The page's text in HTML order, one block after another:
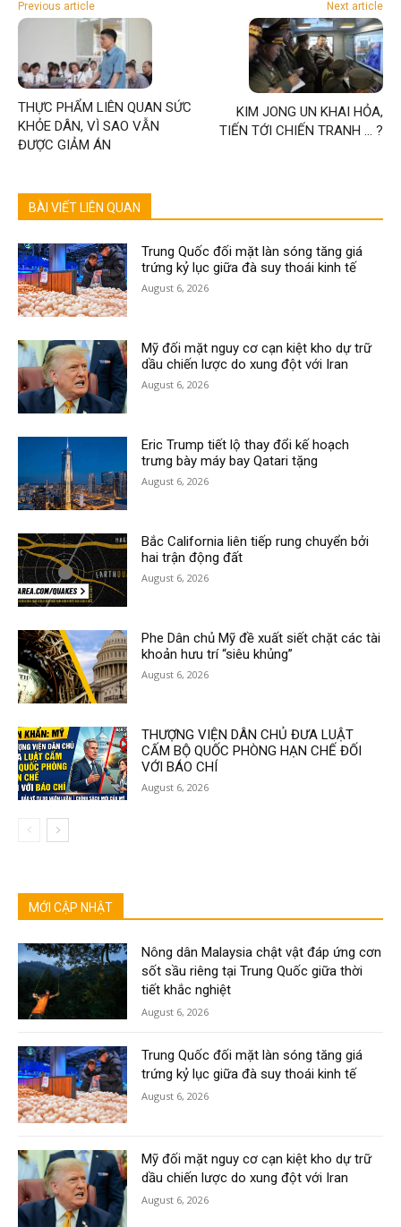
Previous article
THỰC PHẨM LIÊN QUAN SỨC
KHỎE DÂN, VÌ SAO VẪN
ĐƯỢC GIẢM ÁN
Next article
KIM JONG UN KHAI HỎA,
TIẾN TỚI CHIẾN TRANH … ?
BÀI VIẾT LIÊN QUAN
Trung Quốc đối mặt làn sóng tăng giá
trứng kỷ lục giữa đà suy thoái kinh tế
August 6, 2026
Mỹ đối mặt nguy cơ cạn kiệt kho dự trữ
dầu chiến lược do xung đột với Iran
August 6, 2026
Eric Trump tiết lộ thay đổi kế hoạch
trưng bày máy bay Qatari tặng
August 6, 2026
Bắc California liên tiếp rung chuyển bởi
hai trận động đất
August 6, 2026
Phe Dân chủ Mỹ đề xuất siết chặt các tài
khoản hưu trí “siêu khủng”
August 6, 2026
THƯỢNG VIỆN DÂN CHỦ ĐƯA LUẬT
CẤM BỘ QUỐC PHÒNG HẠN CHẾ ĐỐI
VỚI BÁO CHÍ
August 6, 2026
MỚI CẬP NHẬT
Nông dân Malaysia chật vật đáp ứng cơn
sốt sầu riêng tại Trung Quốc giữa thời
tiết khắc nghiệt
August 6, 2026
Trung Quốc đối mặt làn sóng tăng giá
trứng kỷ lục giữa đà suy thoái kinh tế
August 6, 2026
Mỹ đối mặt nguy cơ cạn kiệt kho dự trữ
dầu chiến lược do xung đột với Iran
August 6, 2026